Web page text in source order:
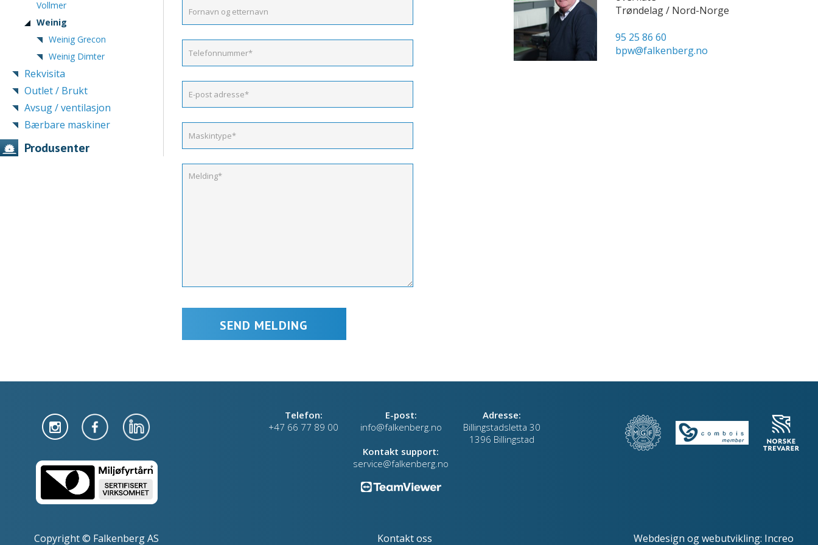
Vollmer
Weinig
Weinig Grecon
Weinig Dimter
Rekvisita
Outlet / Brukt
Avsug / ventilasjon
Bærbare maskiner
Produsenter
Trøndelag / Nord-Norge
95 25 86 60
bpw@falkenberg.no
Telefon:
+47 66 77 89 00
E-post:
info@falkenberg.no
Kontakt support:
service@falkenberg.no
Adresse:
Billingstadsletta 30
1396 Billingstad
Copyright © Falkenberg AS
Kontakt oss
Webdesign ogwebutvikling: Increo